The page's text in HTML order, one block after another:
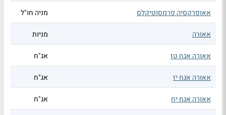
אאופרקסיה פרמסוטיקלס מניה חו"ל
אאורה מניות
אאורה אגח טז אג"ח
אאורה אגח יז אג"ח
אאורה אגח יח אג"ח